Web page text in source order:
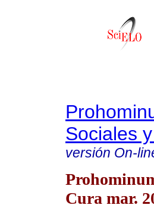
Sociales
versión On-
Cura mar.